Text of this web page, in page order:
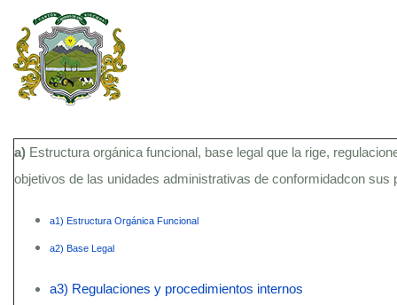
a) Estructura orgánica funcional, base legal que la rige,
objetivos de las unidades administrativas de conformidadcon sus
a1) Estructura Orgánica Funcional
a2) Base Legal
a3) Regulaciones y procedimientos internos